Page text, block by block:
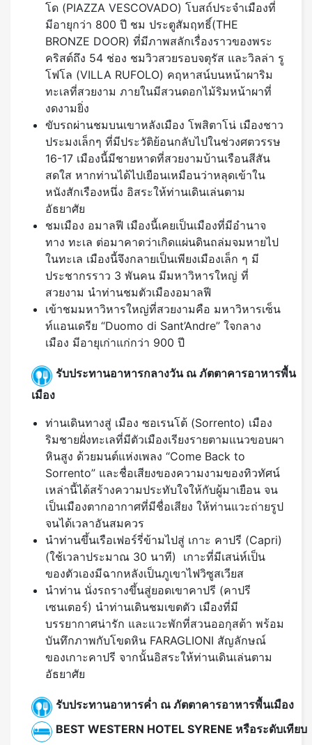
โด (PIAZZA VESCOVADO) โบสถ์ประจำเมืองที่
มีอายุกว่า 800 ปี ชม ประตูสัมฤทธิ์(THE
BRONZE DOOR) ที่มีภาพสลักเรื่องราวของพระ
คริสต์ถึง 54 ช่อง ชมวิวสวยรอบจตุรัส และวิลล่า รู
โฟโล (VILLA RUFOLO) คฤหาสน์บนหน้าผาริม
ทะเลที่สวยงาม ภายในมีสวนดอกไม้ริมหน้าผาที่
งดงามยิ่ง
ขับรถผ่านชมบนเขาหลังเมือง โพสิตาโน่ เมืองชาว
ประมงเล็กๆ ที่มีประวัติย้อนกลับไปในช่วงศตวรรษ
16-17 เมืองนี้มีชายหาดที่สวยงามบ้านเรือนสีสัน
สดใส หากท่านได้ไปเยือนเหมือนว่าหลุดเข้าใน
หนังสักเรืองหนึ่ง อิสระให้ท่านเดินเล่นตาม
อัธยาศัย
ชมเมือง อมาลฟี เมืองนี้เคยเป็นเมืองที่มีอํานาจ
ทาง ทะเล ต่อมาคาดว่าเกิดแผ่นดินถล่มจมหายไป
ในทะเล เมืองนี้จึงกลายเป็นเพียงเมืองเล็ก ๆ มี
ประชากรราว 3 พันคน มีมหาวิหารใหญ่ ที่
สวยงาม นำท่านชมตัวเมืองอมาลฟี
เข้าชมมหาวิหารใหญ่ที่สวยงามคือ มหาวิหารเซ็น
ท์แอนเดรีย “Duomo di Sant’Andre” ใจกลาง
เมือง มีอายุเก่าแก่กว่า 900 ปี
รับประทานอาหารกลางวัน ณ ภัตตาคารอาหารพื้น
เมือง
ท่านเดินทางสู่ เมือง ซอเรนโต้ (Sorrento) เมือง
ริมชายฝั่งทะเลที่มีตัวเมืองเรียงรายตามแนวขอบผา
หินสูง ด้วยมนต์แห่งเพลง “Come Back to
Sorrento” และชื่อเสียงของความงามของทิวทัศน์
เหล่านี้ได้สร้างความประทับใจให้กับผู้มาเยือน จน
เป็นเมืองตากอากาศที่มีชื่อเสียง ให้ท่านแวะถ่ายรูป
จนได้เวลาอันสมควร
นำท่านขึ้นเรือเฟอร์รี่ข้ามไปสู่ เกาะ คาปรี (Capri)
(ใช้เวลาประมาณ 30 นาที) เกาะที่มีเสน่ห์เป็น
ของตัวเองมีฉากหลังเป็นภูเขาไฟวิซูสเวียส
นำท่าน นั่งรถรางขึ้นสู่ยอดเขาคาปรี (คาปรี
เซนเตอร์) นำท่านเดินชมเขตตัว เมืองที่มี
บรรยากาศน่ารัก และแวะพักที่สวนออกุสต้า พร้อม
บันทึกภาพกับโขดหิน FARAGLIONI สัญลักษณ์
ของเกาะคาปรี จากนั้นอิสระให้ท่านเดินเล่นตาม
อัธยาศัย
รับประทานอาหารค่ำ ณ ภัตตาคารอาหารพื้นเมือง
BEST WESTERN HOTEL SYRENE หรือระดับเทียบ